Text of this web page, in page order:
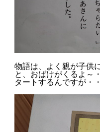
物語は、よく親が子供
と、おばけがくるよ～
タートするんですが・